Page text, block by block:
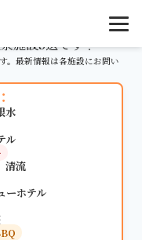
厳選しました。 ホ
ーベキューに温泉プ
施設5選です！
。最新情報は各施設にお問い
水
ル
清流
ーホテル